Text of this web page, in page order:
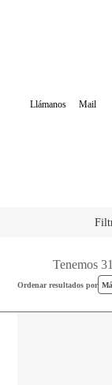
Mail
Llámanos
Descubre
Tenemos
Ordenar resultados por